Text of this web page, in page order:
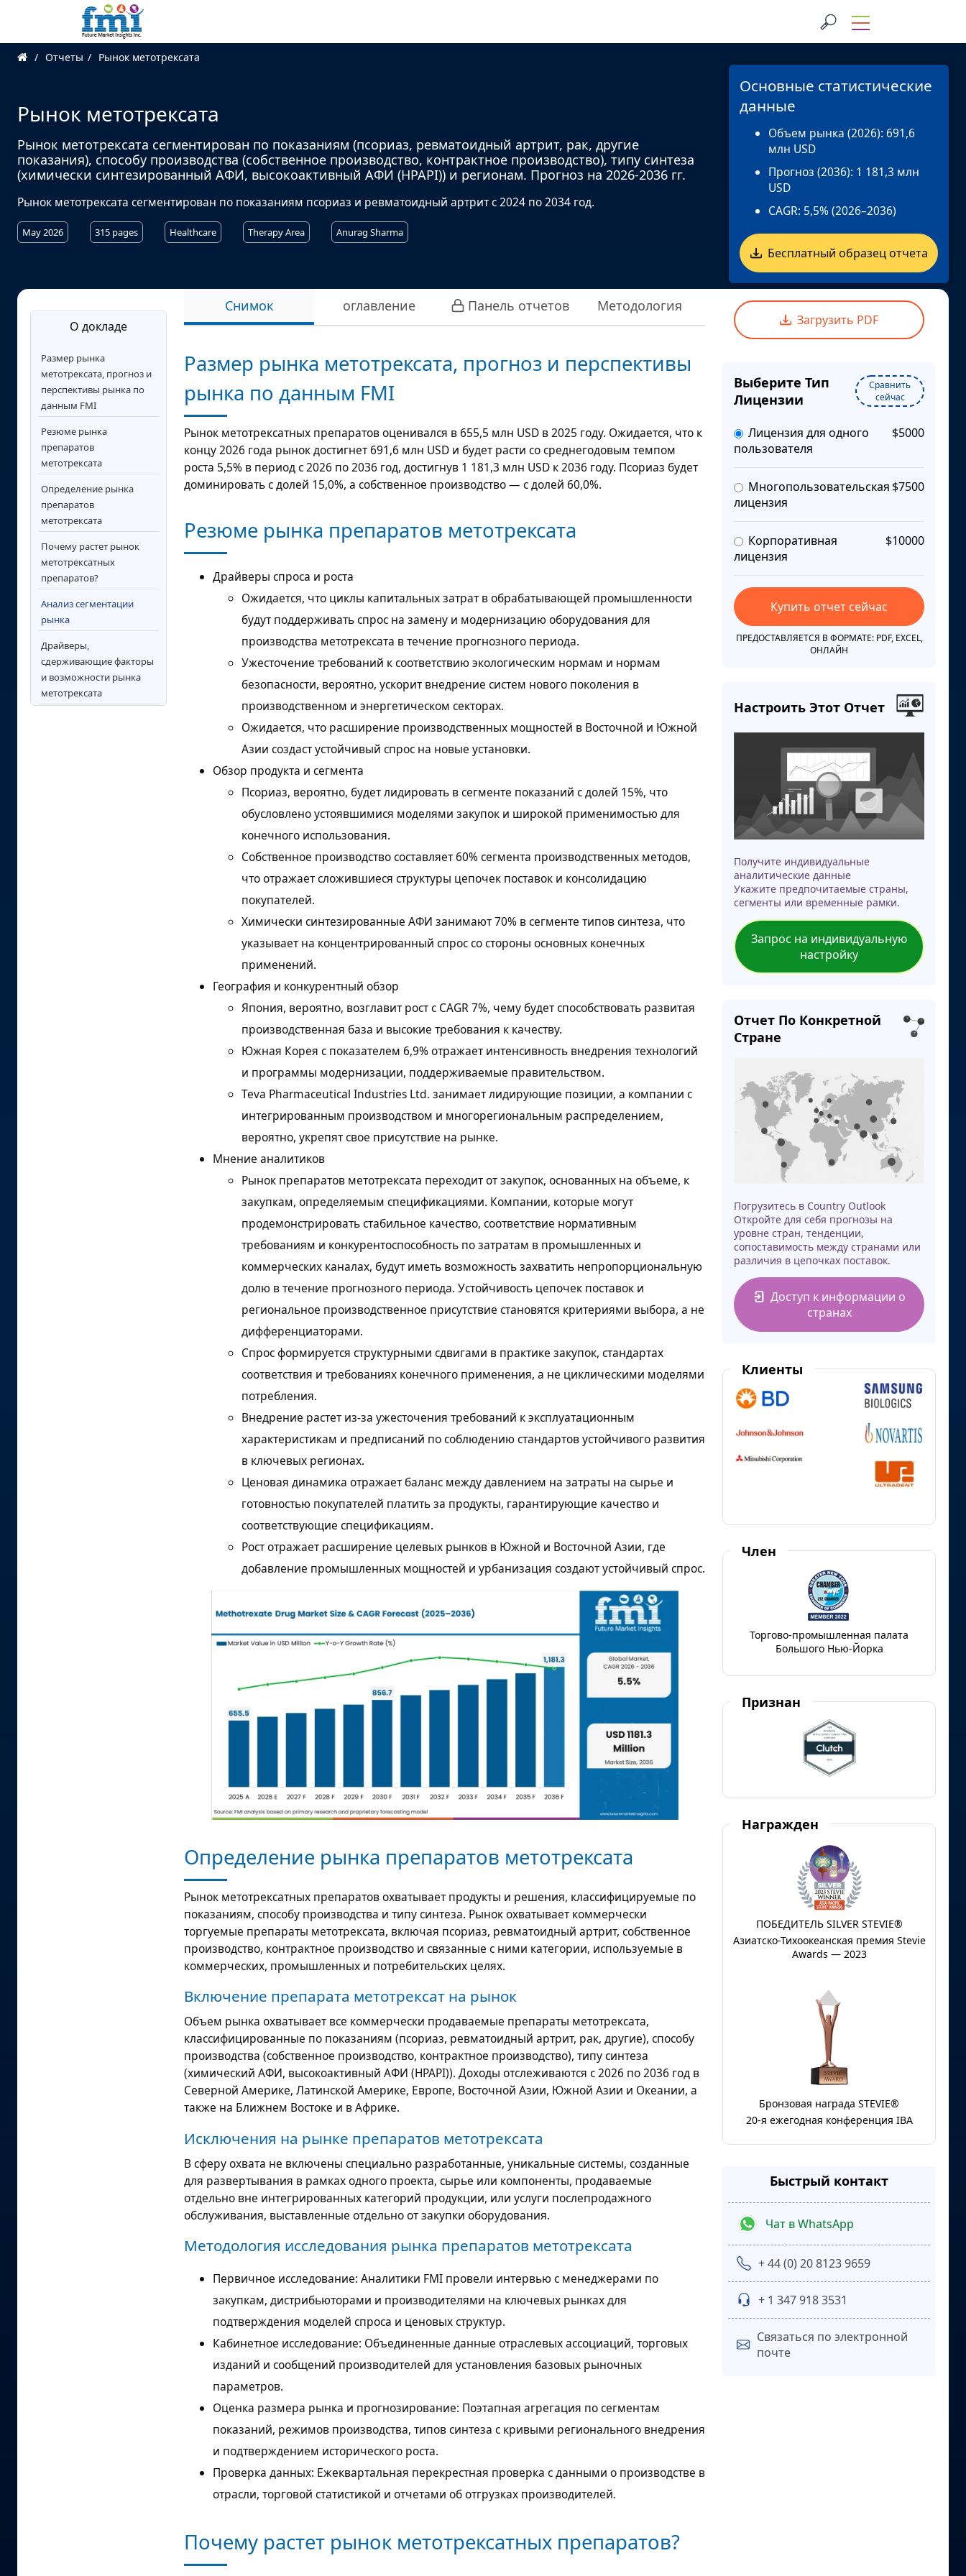
Отчеты Рынок метотрексата
Рынок метотрексата
Рынок метотрексата сегментирован по показаниям (псориаз, ревматоидный артрит, рак, другие
показания), способу производства (собственное производство, контрактное производство), типу синтеза
(химически синтезированный АФИ, высокоактивный АФИ (HPAPI)) и регионам. Прогноз на 2026-2036 гг.
Рынок метотрексата сегментирован по показаниям псориаз и ревматоидный артрит с 2024 по 2034 год.
May 2026 315 pages Healthcare Therapy Area Anurag Sharma
Основные статистические
данные
Объем рынка (2026): 691,6
млн USD
Прогноз (2036): 1 181,3 млн
USD
CAGR: 5,5% (2026–2036)
Бесплатный образец отчета
О докладе
Размер рынка
метотрексата, прогноз и
перспективы рынка по
данным FMI
Резюме рынка
препаратов
метотрексата
Определение рынка
препаратов
метотрексата
Почему растет рынок
метотрексатных
препаратов?
Анализ сегментации
рынка
Драйверы,
сдерживающие факторы
и возможности рынка
метотрексата
Снимок оглавление Панель отчетов Методология
Размер рынка метотрексата, прогноз и перспективы
рынка по данным FMI
Рынок метотрексатных препаратов оценивался в655,5 млн USD в 2025 году. Ожидается, что к
концу 2026 года рынок достигнет691,6 млн USD и будет расти со среднегодовым темпом
роста 5,5% в период с 2026 по 2036 год, достигнув 1 181,3 млн USD к 2036 году. Псориаз будет
доминировать с долей 15,0%, а собственное производство — с долей 60,0%.
Резюме рынка препаратов метотрексата
Драйверы спроса и роста
Ожидается, что циклы капитальных затрат в обрабатывающей промышленности
будут поддерживать спрос на замену и модернизацию оборудования для
производства метотрексата в течение прогнозного периода.
Ужесточение требований к соответствию экологическим нормам и нормам
безопасности, вероятно, ускорит внедрение систем нового поколения в
производственном и энергетическом секторах.
Ожидается, что расширение производственных мощностей в Восточной и Южной
Азии создаст устойчивый спрос на новые установки.
Обзор продукта и сегмента
Псориаз, вероятно, будет лидировать в сегменте показаний с долей 15%, что
обусловлено устоявшимися моделями закупок и широкой применимостью для
конечного использования.
Собственное производство составляет 60% сегмента производственных методов,
что отражает сложившиеся структуры цепочек поставок и консолидацию
покупателей.
Химически синтезированные АФИ занимают 70% в сегменте типов синтеза, что
указывает на концентрированный спрос со стороны основных конечных
применений.
География и конкурентный обзор
Япония, вероятно, возглавит рост с CAGR 7%, чему будет способствовать развитая
производственная база и высокие требования к качеству.
Южная Корея с показателем 6,9% отражает интенсивность внедрения технологий
и программы модернизации, поддерживаемые правительством.
Teva Pharmaceutical Industries Ltd. занимает лидирующие позиции, а компании с
интегрированным производством и многорегиональным распределением,
вероятно, укрепят свое присутствие на рынке.
Мнение аналитиков
Рынок препаратов метотрексата переходит от закупок, основанных на объеме, к
закупкам, определяемым спецификациями. Компании, которые могут
продемонстрировать стабильное качество, соответствие нормативным
требованиям и конкурентоспособность по затратам в промышленных и
коммерческих каналах, будут иметь возможность захватить непропорциональную
долю в течение прогнозного периода. Устойчивость цепочек поставок и
региональное производственное присутствие становятся критериями выбора, а не
дифференциаторами.
Спрос формируется структурными сдвигами в практике закупок, стандартах
соответствия и требованиях конечного применения, а не циклическими моделями
потребления.
Внедрение растет из-за ужесточения требований к эксплуатационным
характеристикам и предписаний по соблюдению стандартов устойчивого развития
в ключевых регионах.
Ценовая динамика отражает баланс между давлением на затраты на сырье и
готовностью покупателей платить за продукты, гарантирующие качество и
соответствующие спецификациям.
Рост отражает расширение целевых рынков в Южной и Восточной Азии, где
добавление промышленных мощностей и урбанизация создают устойчивый спрос.
Определение рынка препаратов метотрексата
Рынок метотрексатных препаратов охватывает продукты и решения, классифицируемые по
показаниям, способу производства и типу синтеза. Рынок охватывает коммерчески
торгуемые препараты метотрексата, включая псориаз, ревматоидный артрит, собственное
производство, контрактное производство и связанные с ними категории, используемые в
коммерческих, промышленных и потребительских целях.
Включение препарата метотрексат на рынок
Объем рынка охватывает все коммерчески продаваемые препараты метотрексата,
классифицированные по показаниям (псориаз, ревматоидный артрит, рак, другие), способу
производства (собственное производство, контрактное производство), типу синтеза
(химический АФИ, высокоактивный АФИ (HPAPI)). Доходы отслеживаются с 2026 по 2036 год в
Северной Америке, Латинской Америке, Европе, Восточной Азии, Южной Азии и Океании, а
также на Ближнем Востоке и в Африке.
Исключения на рынке препаратов метотрексата
В сферу охвата не включены специально разработанные, уникальные системы, созданные
для развертывания в рамках одного проекта, сырье или компоненты, продаваемые
отдельно вне интегрированных категорий продукции, или услуги послепродажного
обслуживания, выставленные отдельно от закупки оборудования.
Методология исследования рынка препаратов метотрексата
Первичное исследование: Аналитики FMI провели интервью с менеджерами по
закупкам, дистрибьюторами и производителями на ключевых рынках для
подтверждения моделей спроса и ценовых структур.
Кабинетное исследование: Объединенные данные отраслевых ассоциаций, торговых
изданий и сообщений производителей для установления базовых рыночных
параметров.
Оценка размера рынка и прогнозирование: Поэтапная агрегация по сегментам
показаний, режимов производства, типов синтеза с кривыми регионального внедрения
и подтверждением исторического роста.
Проверка данных: Ежеквартальная перекрестная проверка с данными о производстве в
отрасли, торговой статистикой и отчетами об отгрузках производителей.
Почему растет рынок метотрексатных препаратов?
Загрузить PDF
Выберите Тип
Лицензии
Сравнить
сейчас
Лицензия для одного
пользователя
$5000
Многопользовательская
лицензия
$7500
Корпоративная
лицензия
$10000
Купить отчет сейчас
ПРЕДОСТАВЛЯЕТСЯ В ФОРМАТЕ: PDF, EXCEL,
ОНЛАЙН
Настроить Этот Отчет
Получите индивидуальные
аналитические данные
Укажите предпочитаемые страны,
сегменты или временные рамки.
Запрос на индивидуальную
настройку
Отчет По Конкретной
Стране
Погрузитесь в Country Outlook
Откройте для себя прогнозы на
уровне стран, тенденции,
сопоставимость между странами или
различия в цепочках поставок.
Доступ к информации о
странах
Клиенты
Член
Торгово-промышленная палата
Большого Нью-Йорка
Признан
Награжден
ПОБЕДИТЕЛЬ SILVER STEVIE®
Азиатско-Тихоокеанская премия Stevie
Awards — 2023
Бронзовая награда STEVIE®
20-я ежегодная конференция IBA
Быстрый контакт
Чат в WhatsApp
+ 44 (0) 20 8123 9659
+ 1 347 918 3531
Связаться по электронной
почте